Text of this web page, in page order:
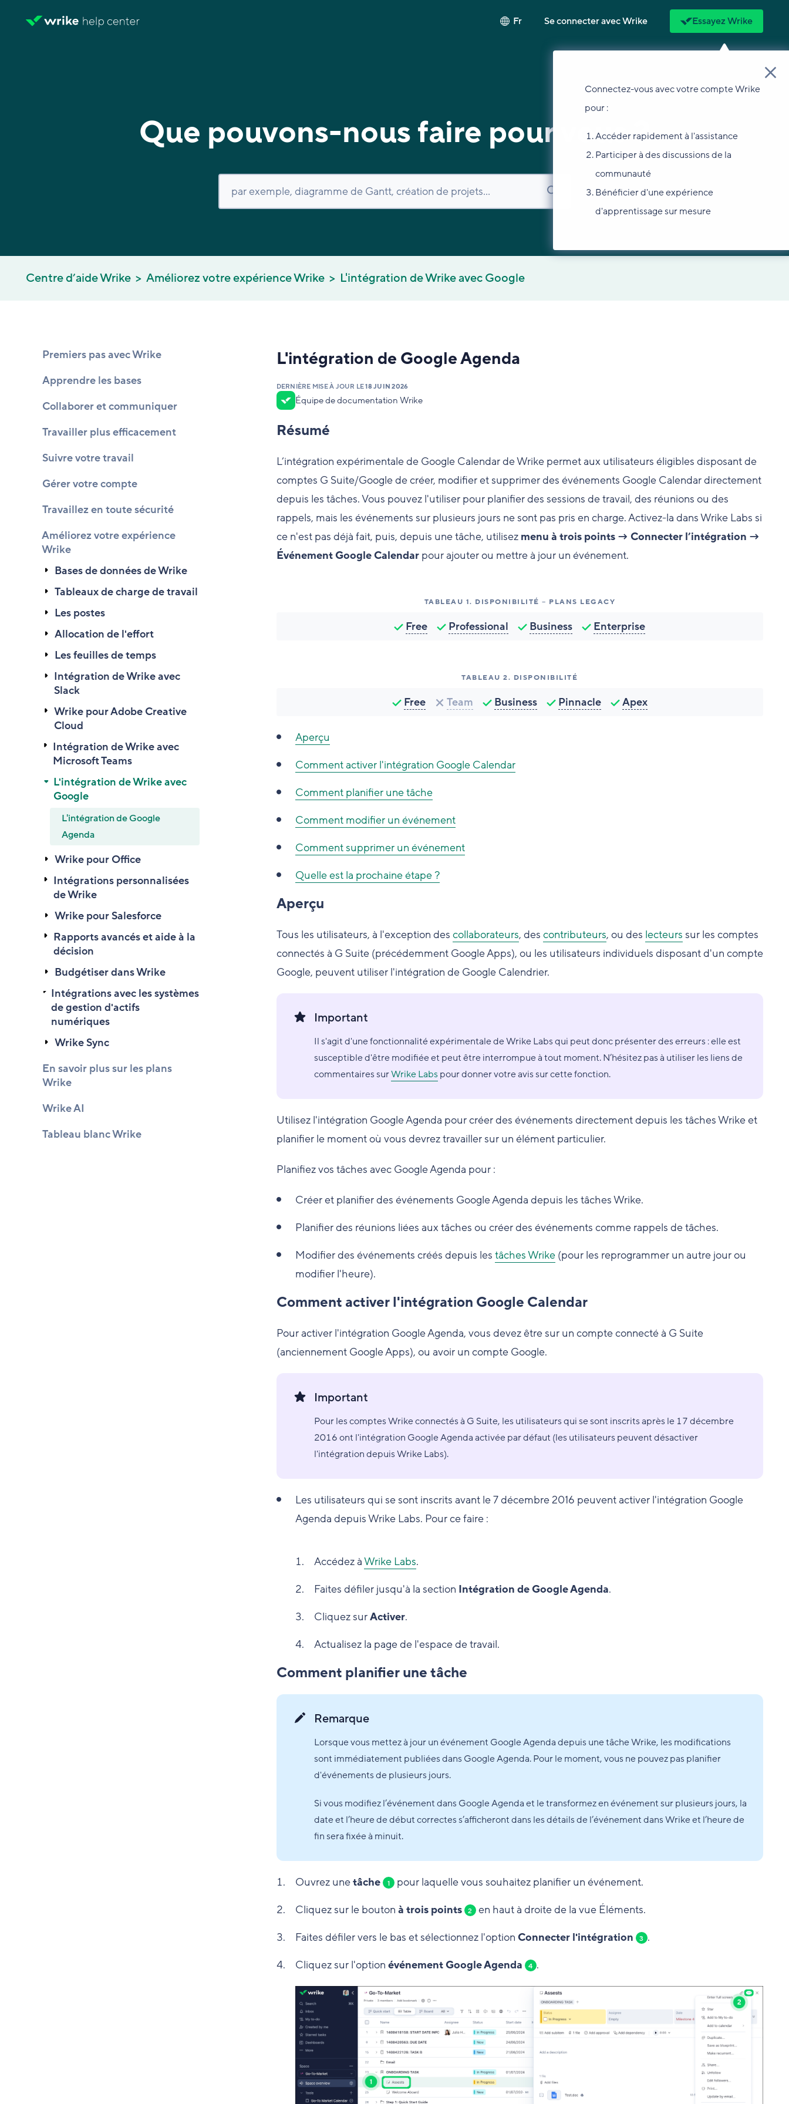
Fr Se connecter avec Wrike Essayez Wrike
Connectez-vous avec votre compte Wrike
pour :
Accéder rapidement à l'assistance
Participer à des discussions de la
communauté
Bénéficier d'une expérience
d'apprentissage sur mesure
Que pouvons-nous faire pour vous ?
Centre d’aide Wrike Améliorez votre expérience Wrike L'intégration de Wrike avec Google
Premiers pas avec Wrike
Apprendre les bases
Collaborer et communiquer
Travailler plus efficacement
Suivre votre travail
Gérer votre compte
Travaillez en toute sécurité
Améliorez votre expérience
Wrike
Bases de données de Wrike
Tableaux de charge de travail
Les postes
Allocation de l'effort
Les feuilles de temps
Intégration de Wrike avec
Slack
Wrike pour Adobe Creative
Cloud
Intégration de Wrike avec
Microsoft Teams
L'intégration de Wrike avec
Google
L'intégration de Google
Agenda
Wrike pour Office
Intégrations personnalisées
de Wrike
Wrike pour Salesforce
Rapports avancés et aide à la
décision
Budgétiser dans Wrike
Intégrations avec les systèmes
de gestion d'actifs
numériques
Wrike Sync
En savoir plus sur les plans
Wrike
Wrike AI
Tableau blanc Wrike
L'intégration de Google Agenda
DERNIÈRE MISE À JOUR LE18 JUIN 2026
Équipe de documentation Wrike
Résumé
L’intégration expérimentale de Google Calendar de Wrike permet aux utilisateurs éligibles disposant de
comptes G Suite/Google de créer, modifier et supprimer des événements Google Calendar directement
depuis les tâches. Vous pouvez l'utiliser pour planifier des sessions de travail, des réunions ou des
rappels, mais les événements sur plusieurs jours ne sont pas pris en charge. Activez-la dans Wrike Labs si
ce n'est pas déjà fait, puis, depuis une tâche, utilisez menu à trois points → Connecter l’intégration →
Événement Google Calendarpour ajouter ou mettre à jour un événement.
TABLEAU 1. DISPONIBILITÉ – PLANS LEGACY
Free Professional Business Enterprise
TABLEAU 2. DISPONIBILITÉ
Free Team Business Pinnacle Apex
Aperçu
Comment activer l'intégration Google Calendar
Comment planifier une tâche
Comment modifier un événement
Comment supprimer un événement
Quelle est la prochaine étape ?
Aperçu
Tous les utilisateurs, à l'exception des collaborateurs, des contributeurs, ou des lecteurs sur les comptes
connectés à G Suite (précédemment Google Apps), ou les utilisateurs individuels disposant d'un compte
Google, peuvent utiliser l'intégration de Google Calendrier.
Important
Il s'agit d'une fonctionnalité expérimentale de Wrike Labs qui peut donc présenter des erreurs : elle est
susceptible d'être modifiée et peut être interrompue à tout moment. N’hésitez pas à utiliser les liens de
commentaires surWrike Labspour donner votre avis sur cette fonction.
Utilisez l'intégration Google Agenda pour créer des événements directement depuis les tâches Wrike et
planifier le moment où vous devrez travailler sur un élément particulier.
Planifiez vos tâches avec Google Agenda pour :
Créer et planifier des événements Google Agenda depuis les tâches Wrike.
Planifier des réunions liées aux tâches ou créer des événements comme rappels de tâches.
Modifier des événements créés depuis les tâches Wrike(pour les reprogrammer un autre jour ou
modifier l'heure).
Comment activer l'intégration Google Calendar
Pour activer l'intégration Google Agenda, vous devez être sur un compte connecté à G Suite
(anciennement Google Apps), ou avoir un compte Google.
Important
Pour les comptes Wrike connectés à G Suite, les utilisateurs qui se sont inscrits après le 17 décembre
2016 ont l'intégration Google Agenda activée par défaut (les utilisateurs peuvent désactiver
l'intégration depuis Wrike Labs).
Les utilisateurs qui se sont inscrits avant le 7 décembre 2016 peuvent activer l'intégration Google
Agenda depuis Wrike Labs. Pour ce faire :
Accédez àWrike Labs.
Faites défiler jusqu'à la section Intégration de Google Agenda.
Cliquez surActiver.
Actualisez la page de l'espace de travail.
Comment planifier une tâche
Remarque
Lorsque vous mettez à jour un événement Google Agenda depuis une tâche Wrike, les modifications
sont immédiatement publiées dans Google Agenda. Pour le moment, vous ne pouvez pas planifier
d'événements de plusieurs jours.
Si vous modifiez l’événement dans Google Agenda et le transformez en événement sur plusieurs jours, la
date et l’heure de début correctes s’afficheront dans les détails de l’événement dans Wrike et l’heure de
fin sera fixée à minuit.
Ouvrez unetâche 1 pour laquelle vous souhaitez planifier un événement.
Cliquez sur le bouton à trois points 2 en haut à droite de la vue Éléments.
Faites défiler vers le bas et sélectionnez l'option Connecter l'intégration 3 .
Cliquez sur l'option événement Google Agenda 4 .